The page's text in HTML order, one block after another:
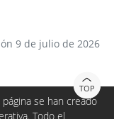
9 de julio de 2026
TOP
se han creado
Todo el